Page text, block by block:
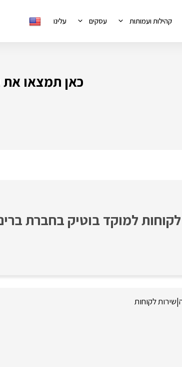
קהילות ועמותות עסקים עלינו
כאן תמצאו את
לקוחות למוקד בוטיק בחברת
|שירות לקוחות